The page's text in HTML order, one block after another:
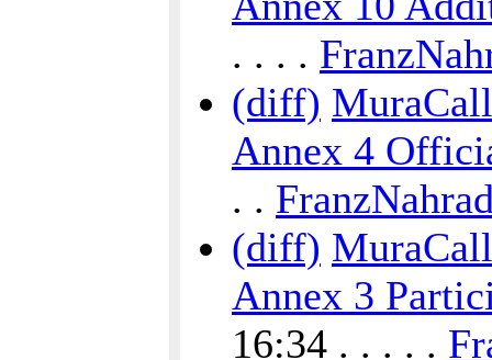
. . . .
(diff)
Annex 4
. .
(diff)
Annex 3
16:34 . . . . .